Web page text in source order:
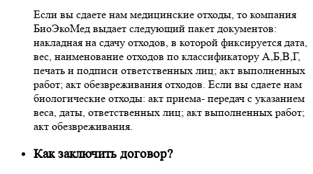
Если вы сдаете нам медицинские отходы, то компания
БиоЭкоМед выдает следующий пакет документов:
накладная на сдачу отходов, в которой фиксируется дата,
вес, наименование отходов по классификатору А,Б,В,Г,
печать и подписи ответственных лиц; акт выполненных
работ; акт обезвреживания отходов. Если вы сдаете нам
биологические отходы: акт приема- передач с указанием
веса, даты, ответственных лиц; акт выполненных работ;
акт обезвреживания.
Как заключить договор?